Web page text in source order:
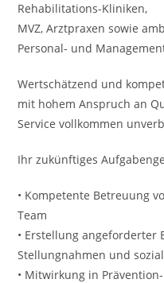
Rehabilitations-Kliniken,
MVZ, Arztpraxen sowie
Personal- und
Wertschätzend und
mit hohem Anspruch an
Service vollkommen
Ihr zukünftiges
• Kompetente Betreuung
Team
• Erstellung angeforderter
Stellungnahmen und
• Mitwirkung in